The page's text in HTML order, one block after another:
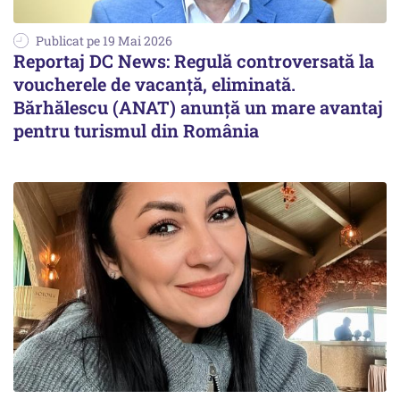
Publicat pe 19 Mai 2026
Reportaj DC News: Regulă controversată la
voucherele de vacanță, eliminată.
Bărhălescu (ANAT) anunță un mare avantaj
pentru turismul din România